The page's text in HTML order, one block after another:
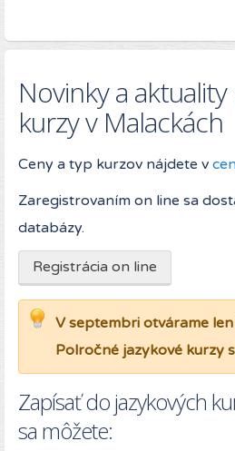
Novinky a
kurzy v Malackách
Ceny a typ kurzov nájdete v
Zaregistrovaním on line sa
databázy.
Registrácia on line
V septembri otvárame
Polročné jazykové kurzy
Zapísať do jazykových
sa môžete: